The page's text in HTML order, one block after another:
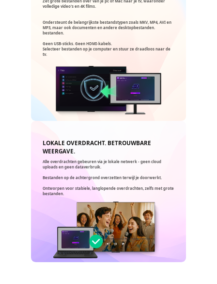
Zet grote bestanden over van je pc of Mac naar je tv, waaronder
volledige video's en 4K films.
Ondersteunt de belangrijkste bestandstypen zoals MKV, MP4, AVI en
MP3, maar ook documenten en andere desktopbestanden.
bestanden.
Geen USB-sticks. Geen HDMI-kabels.
Selecteer bestanden op je computer en stuur ze draadloos naar de
tv.
LOKALE OVERDRACHT. BETROUWBARE
WEERGAVE.
Alle overdrachten gebeuren via je lokale netwerk - geen cloud
uploads en geen dataverbruik.
Bestanden op de achtergrond overzetten terwijl je doorwerkt.
Ontworpen voor stabiele, langlopende overdrachten, zelfs met grote
bestanden.